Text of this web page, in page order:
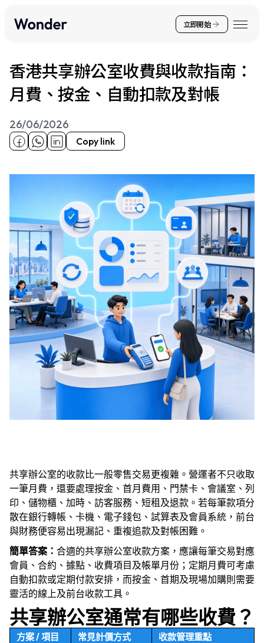
立即開始
香港共享辦公室收費與收款指南：
月費、按金、自動扣款及對帳
26/06/2026
Copy link
共享辦公室的收款比一般零售交易更複雜。營運者不只收取
一筆月費，還要處理按金、首月費用、門禁卡、會議室、列
印、儲物櫃、加時、訪客服務、短租及退款。若每筆款項分
散在銀行轉帳、卡機、電子錢包、試算表及會員系統，前台
與財務便容易出現漏記、重複追款及對帳困難。
簡單答案： 合適的共享辦公室收款方案，應讓每筆交易對應
會員、合約、據點、收費項目及帳單月份；定期月費可考慮
自動扣款或定期付款安排，而按金、首期及現場加購則需要
靈活的線上及前台收款工具。
共享辦公室通常有哪些收費？
方案 / 項目 常見計價方式
收款管理重點